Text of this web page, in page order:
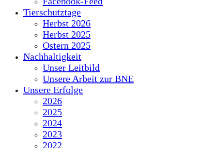
Tierschutztage
Herbst 2026
Herbst 2025
Ostern 2025
Nachhaltigkeit
Unser Leitbild
Unsere Arbeit zur BNE
Unsere Erfolge
2026
2025
2024
2023
2022